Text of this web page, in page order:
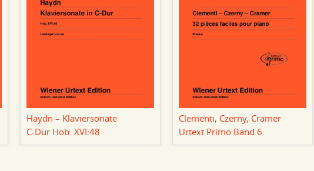
Haydn – Klaviersonate
C-Dur Hob. XVI:48
Clementi, Czerny, Cramer
Urtext Primo Band 6